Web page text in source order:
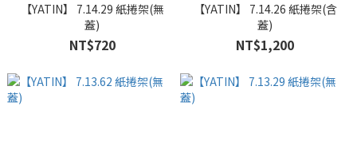
【YATIN】 7.14.29 紙捲架(無
蓋)
NT$720
【YATIN】 7.14.26 紙捲架(含
蓋)
NT$1,200